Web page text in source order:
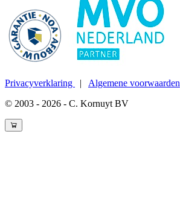
Privacyverklaring | Algemene voorwaarden
© 2003 - 2026 - C. Kornuyt BV